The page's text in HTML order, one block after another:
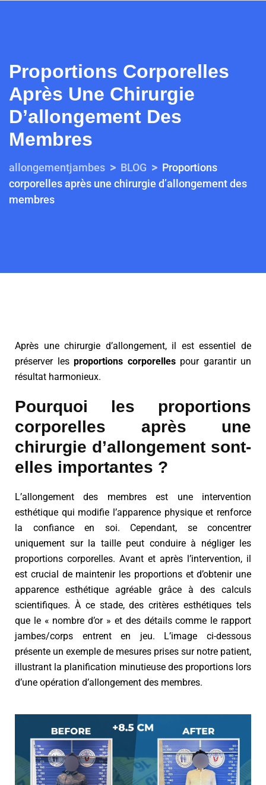
Proportions Corporelles
Après Une Chirurgie
D’allongement Des
Membres
allongementjambes > BLOG > Proportions
corporelles après une chirurgie d’allongement des
membres
Après une chirurgie d’allongement, il est essentiel de
préserver les proportions corporellespour garantir un
résultat harmonieux.
Pourquoi les proportions
corporelles après une
chirurgie d’allongement sont-
elles importantes ?
L’allongement des membres est une intervention
esthétique qui modifie l’apparence physique et renforce
la confiance en soi. Cependant, se concentrer
uniquement sur la taille peut conduire à négliger les
proportions corporelles. Avant et après l’intervention, il
est crucial de maintenir les proportions et d’obtenir une
apparence esthétique agréable grâce à des calculs
scientifiques. À ce stade, des critères esthétiques tels
que le « nombre d’or » et des détails comme le rapport
jambes/corps entrent en jeu. L’image ci-dessous
présente un exemple de mesures prises sur notre patient,
illustrant la planification minutieuse des proportions lors
d’une opération d’allongement des membres.